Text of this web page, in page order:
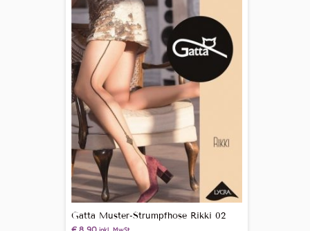
Gatta Muster-Strumpfhose Rikki 02